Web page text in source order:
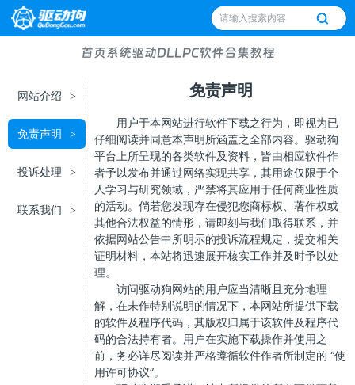
首页系统驱动DLLPC软件合集教程
网站介绍 >
免责声明 >
投诉处理 >
联系我们 >
免责声明
用户于本网站进行软件下载之行为，即视为已
仔细阅读并同意本声明所涵盖之全部内容。驱动狗
平台上所呈现的各类软件及资料，皆由相应软件作
者予以发布并通过网络实现共享，其用途仅限于个
人学习与研究领域，严禁将其应用于任何商业性质
的活动。倘若您发现存在侵犯您商标权、著作权或
其他合法权益的情形，请即刻与我们取得联系，并
依据网站公告中所明示的投诉流程规定，提交相关
证明材料，本站将迅速展开核实工作并及时予以处
理。
访问驱动狗网站的用户应当清晰且充分地理
解，在未作特别说明的情况下，本网站所提供下载
的软件及程序代码，其版权归属于该软件及程序代
码的合法持有者。用户在实施下载操作并使用之
前，务必详尽阅读并严格遵循软件作者所制定的 “使
用许可协议”。